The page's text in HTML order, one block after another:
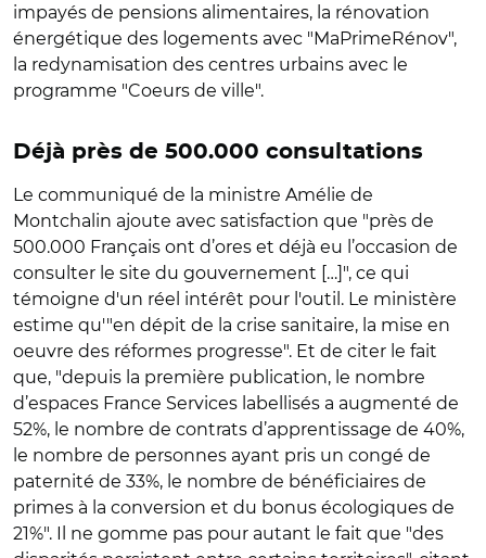
impayés de pensions alimentaires, la rénovation
énergétique des logements avec "MaPrimeRénov",
la redynamisation des centres urbains avec le
programme "Coeurs de ville".
Déjà près de 500.000 consultations
Le communiqué de la ministre Amélie de
Montchalin ajoute avec satisfaction que "près de
500.000 Français ont d’ores et déjà eu l’occasion de
consulter le site du gouvernement […]", ce qui
témoigne d'un réel intérêt pour l'outil. Le ministère
estime qu'"en dépit de la crise sanitaire, la mise en
oeuvre des réformes progresse". Et de citer le fait
que, "depuis la première publication, le nombre
d’espaces France Services labellisés a augmenté de
52%, le nombre de contrats d’apprentissage de 40%,
le nombre de personnes ayant pris un congé de
paternité de 33%, le nombre de bénéficiaires de
primes à la conversion et du bonus écologiques de
21%". Il ne gomme pas pour autant le fait que "des